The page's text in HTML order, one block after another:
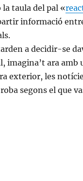
taula del pal «
informació
a decidir-se
imagina’t ara amb
exterior, les
segons el que